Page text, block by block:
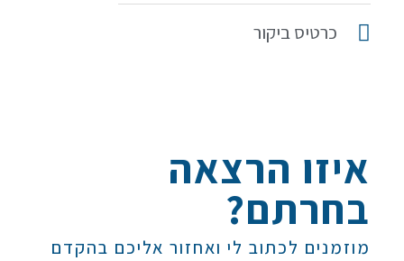
איזו הרצאה
בחרתם?
מוזמנים לכתוב לי ואחזור אליכם בהקדם
כרטיס ביקור